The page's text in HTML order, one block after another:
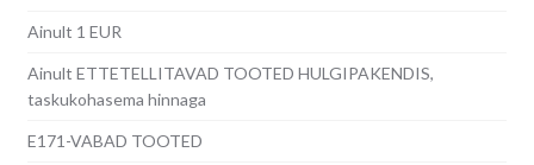
Ainult 1 EUR
Ainult ETTETELLITAVAD TOOTED HULGIPAKENDIS,
taskukohasema hinnaga
E171-VABAD TOOTED